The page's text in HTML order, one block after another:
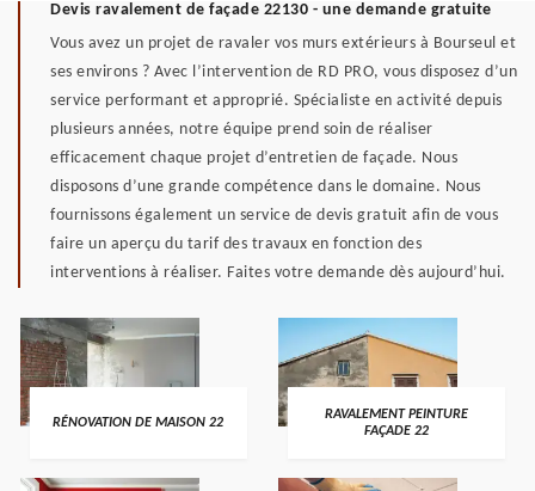
Devis ravalement de façade 22130 - une demande gratuite
Vous avez un projet de ravaler vos murs extérieurs à Bourseul et
ses environs ? Avec l’intervention de RD PRO, vous disposez d’un
service performant et approprié. Spécialiste en activité depuis
plusieurs années, notre équipe prend soin de réaliser
efficacement chaque projet d’entretien de façade. Nous
disposons d’une grande compétence dans le domaine. Nous
fournissons également un service de devis gratuit afin de vous
faire un aperçu du tarif des travaux en fonction des
interventions à réaliser. Faites votre demande dès aujourd’hui.
RÉNOVATION DE MAISON 22
RAVALEMENT PEINTURE
FAÇADE 22